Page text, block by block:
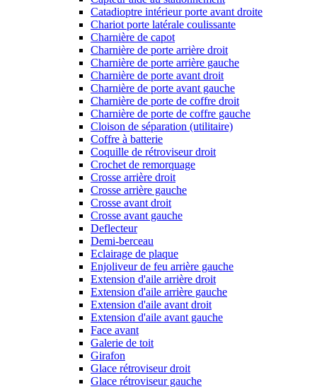
Catadioptre intérieur porte avant droite
Chariot porte latérale coulissante
Charnière de capot
Charnière de porte arrière droit
Charnière de porte arrière gauche
Charnière de porte avant droit
Charnière de porte avant gauche
Charnière de porte de coffre droit
Charnière de porte de coffre gauche
Cloison de séparation (utilitaire)
Coffre à batterie
Coquille de rétroviseur droit
Crochet de remorquage
Crosse arrière droit
Crosse arrière gauche
Crosse avant droit
Crosse avant gauche
Deflecteur
Demi-berceau
Eclairage de plaque
Enjoliveur de feu arrière gauche
Extension d'aile arrière droit
Extension d'aile arrière gauche
Extension d'aile avant droit
Extension d'aile avant gauche
Face avant
Galerie de toit
Girafon
Glace rétroviseur droit
Glace rétroviseur gauche